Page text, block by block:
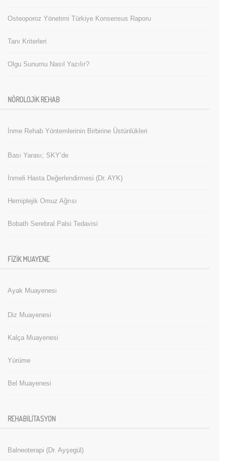
Osteoporoz Yönetimi Türkiye Konsensus Raporu
Tanı Kriterleri
Olgu Sunumu Nasıl Yazılır?
NÖROLOJIK REHAB
İnme Rehab Yöntemlerinin Birbirine Üstünlükleri
Bası Yarası; SKY’de
İnmeli Hasta Değerlendirmesi (Dr. AYK)
Hemiplejik Omuz Ağrısı
Bobath Serebral Palsi Tedavisi
FIZIK MUAYENE
Ayak Muayenesi
Diz Muayenesi
Kalça Muayenesi
Yürüme
Bel Muayenesi
REHABILITASYON
Balneoterapi (Dr. Ayşegül)